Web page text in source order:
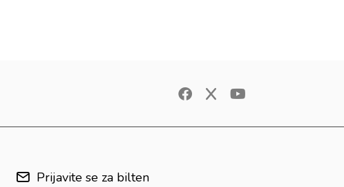
Prijavite se za bilten